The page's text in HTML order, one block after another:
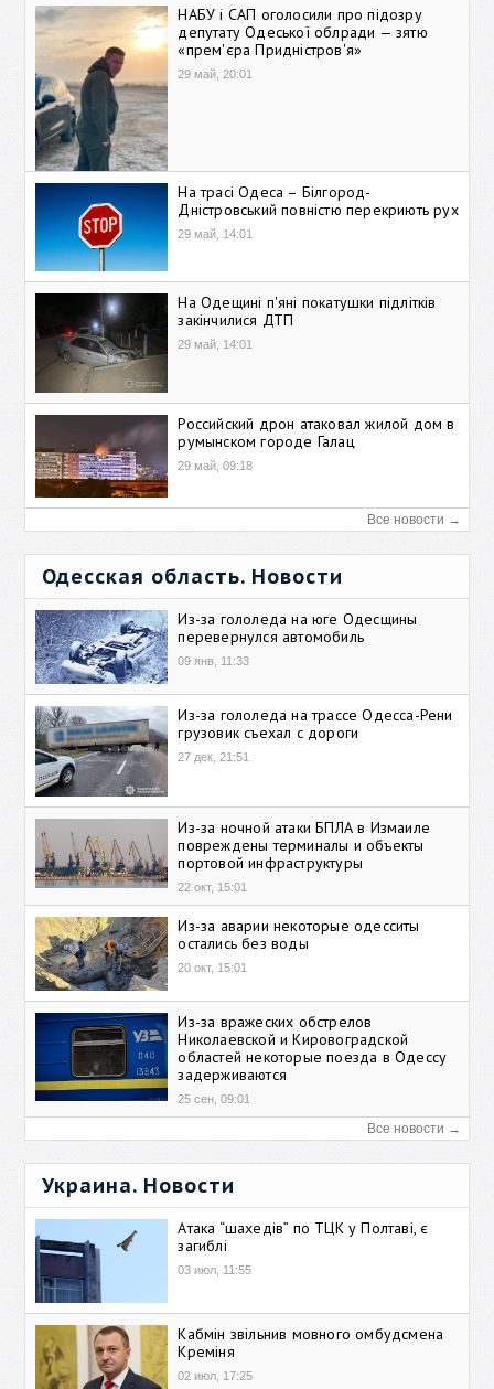
НАБУ і САП оголосили про підозру
депутату Одеської облради — зятю
«прем'єра Придністров'я»
29 май, 20:01
На трасі Одеса – Білгород-
Дністровський повністю перекриють рух
29 май, 14:01
На Одещині п'яні покатушки підлітків
закінчилися ДТП
29 май, 14:01
Российский дрон атаковал жилой дом в
румынском городе Галац
29 май, 09:18
Все новости →
Одесская область. Новости
Из-за гололеда на юге Одесщины
перевернулся автомобиль
09 янв, 11:33
Из-за гололеда на трассе Одесса-Рени
грузовик съехал с дороги
27 дек, 21:51
Из-за ночной атаки БПЛА в Измаиле
повреждены терминалы и объекты
портовой инфраструктуры
22 окт, 15:01
Из-за аварии некоторые одесситы
остались без воды
20 окт, 15:01
Из-за вражеских обстрелов
Николаевской и Кировоградской
областей некоторые поезда в Одессу
задерживаются
25 сен, 09:01
Все новости →
Украина. Новости
Атака “шахедів” по ТЦК у Полтаві, є
загиблі
03 июл, 11:55
Кабмін звільнив мовного омбудсмена
Креміня
02 июл, 17:25